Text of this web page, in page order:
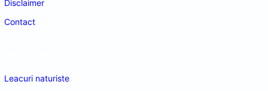
Disclaimer
Contact
Leacuri naturiste